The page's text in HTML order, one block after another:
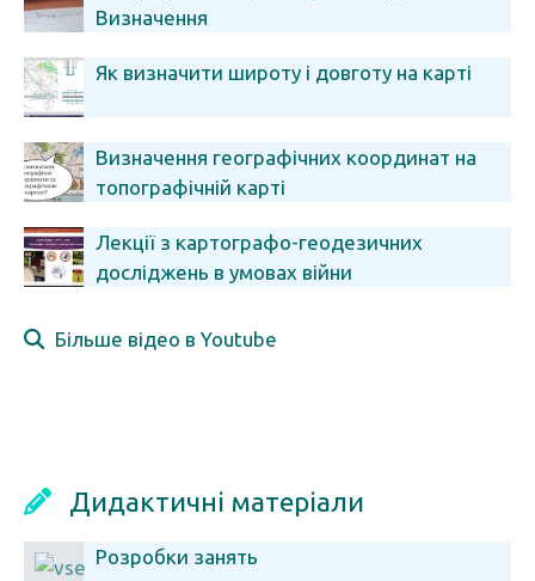
Визначення
Як визначити широту і довготу на карті
Визначення географічних координат на
топографічній карті
Лекції з картографо-геодезичних
досліджень в умовах війни
Більше відео в Youtube
Дидактичні матеріали
Розробки занять